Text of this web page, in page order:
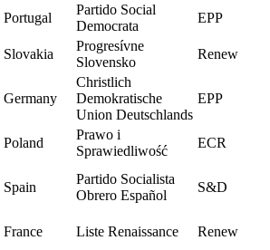
Portugal
Partido Social
Democrata
EPP
Slovakia
Progresívne
Slovensko
Renew
Germany
Christlich
Demokratische
Union Deutschlands
EPP
Poland
Prawo i
Sprawiedliwość
ECR
Spain
Partido Socialista
Obrero Español
S&D
France Liste Renaissance Renew